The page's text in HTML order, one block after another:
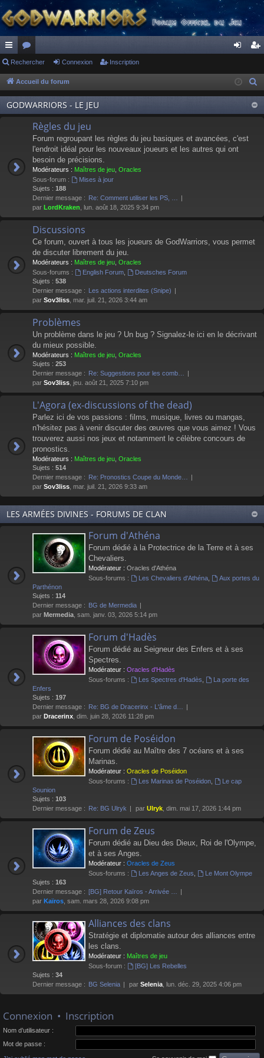
ac
co
ur
ci
or
u
m
s
ne
xi
on
cri
pti
on
Rechercher Connexion Inscription
Accueil du forum
GODWARRIORS - LE JEU
Règles du jeu
Forum regroupant les règles du jeu basiques et avancées, c'est
l'endroit idéal pour les nouveaux joueurs et les autres qui ont
besoin de précisions.
Modérateurs : Maîtres de jeu Oracles
Sous-forum :
Mises à jour
Sujets : 188
Dernier message : Re: Comment utiliser les PS, …
par LordKraken , lun. août 18, 2025 9:34 pm
Discussions
Ce forum, ouvert à tous les joueurs de GodWarriors, vous permet
de discuter librement du jeu.
Modérateurs : Maîtres de jeu Oracles
Sous-forums :
English Forum,
Deutsches Forum
Sujets : 538
Dernier message : Les actions interdites (Snipe)
par Sov3liss , mar. juil. 21, 2026 3:44 am
Problèmes
Un problème dans le jeu ? Un bug ? Signalez-le ici en le décrivant
du mieux possible.
Modérateurs : Maîtres de jeu Oracles
Sujets : 253
Dernier message : Re: Suggestions pour les comb…
par Sov3liss , jeu. août 21, 2025 7:10 pm
L'Agora (ex-discussions of the dead)
Parlez ici de vos passions : films, musique, livres ou mangas,
n'hésitez pas à venir discuter des œuvres que vous aimez ! Vous
trouverez aussi nos jeux et notamment le célèbre concours de
pronostics.
Modérateurs : Maîtres de jeu Oracles
Sujets : 514
Dernier message : Re: Pronostics Coupe du Monde…
par Sov3liss , mar. juil. 21, 2026 9:33 am
LES ARMÉES DIVINES - FORUMS DE CLAN
Forum d'Athéna
Forum dédié à la Protectrice de la Terre et à ses
Chevaliers.
Modérateur : Oracles d'Athéna
Sous-forums :
Les Chevaliers d'Athéna,
Aux portes du
Parthénon
Sujets : 114
Dernier message : BG de Mermedia
par Mermedia , sam. janv. 03, 2026 5:14 pm
Forum d'Hadès
Forum dédié au Seigneur des Enfers et à ses
Spectres.
Modérateur : Oracles d'Hadès
Sous-forums :
Les Spectres d'Hadès
La porte des
Enfers
Sujets : 197
Dernier message : Re: BG de Dracerinx - L'âme d…
par Dracerinx , dim. juin 28, 2026 11:28 pm
Forum de Poséidon
Forum dédié au Maître des 7 océans et à ses
Marinas.
Modérateur : Oracles de Poséidon
Sous-forums :
Les Marinas de Poséidon,
Le cap
Sounion
Sujets : 103
Dernier message : Re: BG Ulryk par Ulryk , dim. mai 17, 2026 1:44 pm
Forum de Zeus
Forum dédié au Dieu des Dieux, Roi de l'Olympe,
et à ses Anges.
Modérateur : Oracles de Zeus
Sous-forums :
Les Anges de Zeus
Le Mont Olympe
Sujets : 163
Dernier message : [BG] Retour Kaïros - Arrivée …
par Kaïros , sam. mars 28, 2026 9:08 pm
Alliances des clans
Stratégie et diplomatie autour des alliances entre
les clans.
Modérateur : Maîtres de jeu
Sous-forum :
[BG] Les Rebelles
Sujets : 34
Dernier message : BG Selenia par Selenia , lun. déc. 29, 2025 4:06 pm
Connexion • Inscription
Nom d’utilisateur :
Mot de passe :